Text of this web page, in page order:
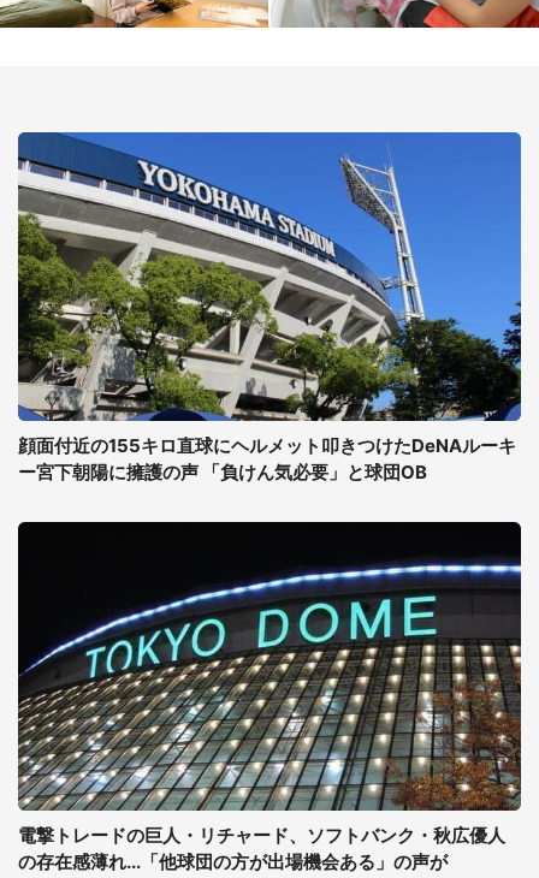
顔面付近の155キロ直球にヘルメット叩きつけたDeNAルーキ
ー宮下朝陽に擁護の声 「負けん気必要」と球団OB
電撃トレードの巨人・リチャード、ソフトバンク・秋広優人
の存在感薄れ...「他球団の方が出場機会ある」の声が